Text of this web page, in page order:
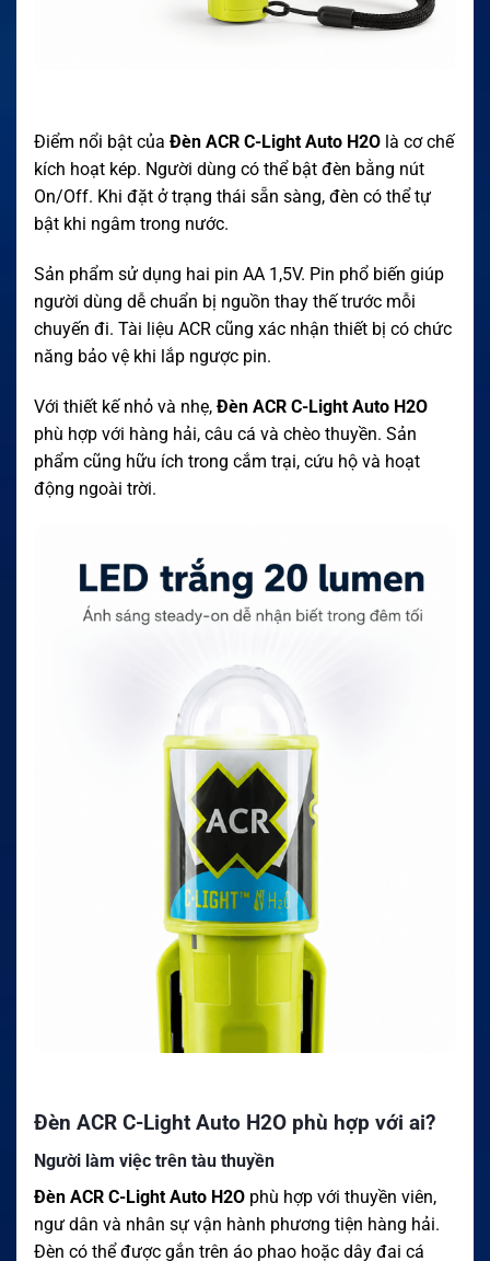
Điểm nổi bật của Đèn ACR C-Light Auto H2O là cơ chế
kích hoạt kép. Người dùng có thể bật đèn bằng nút
On/Off. Khi đặt ở trạng thái sẵn sàng, đèn có thể tự
bật khi ngâm trong nước.
Sản phẩm sử dụng hai pin AA 1,5V. Pin phổ biến giúp
người dùng dễ chuẩn bị nguồn thay thế trước mỗi
chuyến đi. Tài liệu ACR cũng xác nhận thiết bị có chức
năng bảo vệ khi lắp ngược pin.
Với thiết kế nhỏ và nhẹ, Đèn ACR C-Light Auto H2O
phù hợp với hàng hải, câu cá và chèo thuyền. Sản
phẩm cũng hữu ích trong cắm trại, cứu hộ và hoạt
động ngoài trời.
Đèn ACR C-Light Auto H2O phù hợp với ai?
Người làm việc trên tàu thuyền
Đèn ACR C-Light Auto H2O phù hợp với thuyền viên,
ngư dân và nhân sự vận hành phương tiện hàng hải.
Đèn có thể được gắn trên áo phao hoặc dây đai cá